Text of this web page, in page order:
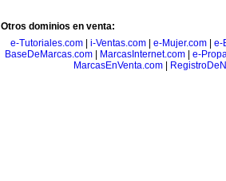
Otros dominios en venta:
e-Tutoriales.com| i-Ventas.com| e-Mujer.com| e-
BaseDeMarcas.com| MarcasInternet.com| e-
MarcasEnVenta.com|